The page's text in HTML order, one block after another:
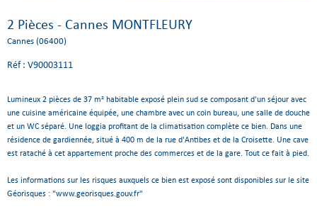
2 Pièces - Cannes MONTFLEURY
Cannes (06400)
Réf : V90003111
Lumineux 2 pièces de 37 m² habitable exposé plein sud se composant d'un séjour avec
une cuisine américaine équipée, une chambre avec un coin bureau, une salle de douche
et un WC séparé. Une loggia profitant de la climatisation complète ce bien. Dans une
résidence de gardiennée, situé à 400 m de la rue d'Antibes et de la Croisette. Une cave
est rataché à cet appartement proche des commerces et de la gare. Tout ce fait à pied.
Les informations sur les risques auxquels ce bien est exposé sont disponibles sur le site
Géorisques : "www.georisques.gouv.fr"